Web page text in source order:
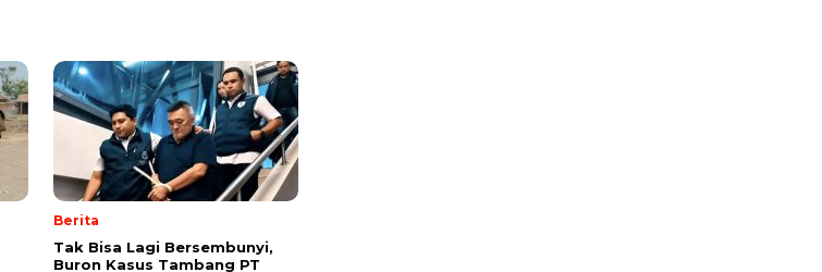
Berita
Tak Bisa Lagi Bersembunyi,
Buron Kasus Tambang PT